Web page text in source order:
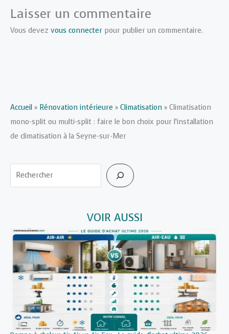
Laisser un commentaire
Vous devez vous connecter pour publier un commentaire.
Accueil » Rénovation intérieure » Climatisation » Climatisation
mono-split ou multi-split : faire le bon choix pour l’installation
de climatisation à la Seyne-sur-Mer
Rechercher
VOIR AUSSI